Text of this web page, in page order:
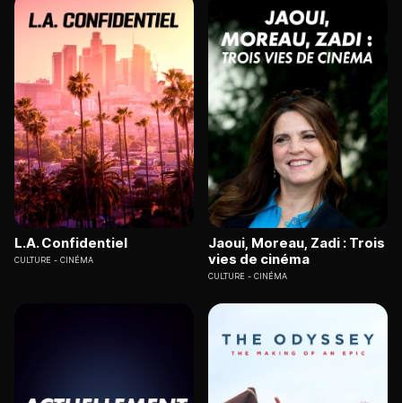
L.A. Confidentiel
CULTURE CINÉMA
Jaoui, Moreau, Zadi : Trois
vies de cinéma
CULTURE CINÉMA